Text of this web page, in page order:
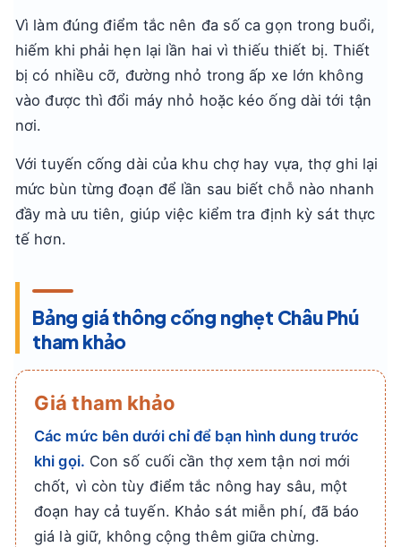
Vì làm đúng điểm tắc nên đa số ca gọn trong buổi,
hiếm khi phải hẹn lại lần hai vì thiếu thiết bị. Thiết
bị có nhiều cỡ, đường nhỏ trong ấp xe lớn không
vào được thì đổi máy nhỏ hoặc kéo ống dài tới tận
nơi.
Với tuyến cống dài của khu chợ hay vựa, thợ ghi lại
mức bùn từng đoạn để lần sau biết chỗ nào nhanh
đầy mà ưu tiên, giúp việc kiểm tra định kỳ sát thực
tế hơn.
Bảng giá thông cống nghẹt Châu Phú
tham khảo
Giá tham khảo
Các mức bên dưới chỉ để bạn hình dung trước
khi gọi. Con số cuối cần thợ xem tận nơi mới
chốt, vì còn tùy điểm tắc nông hay sâu, một
đoạn hay cả tuyến. Khảo sát miễn phí, đã báo
giá là giữ, không cộng thêm giữa chừng.